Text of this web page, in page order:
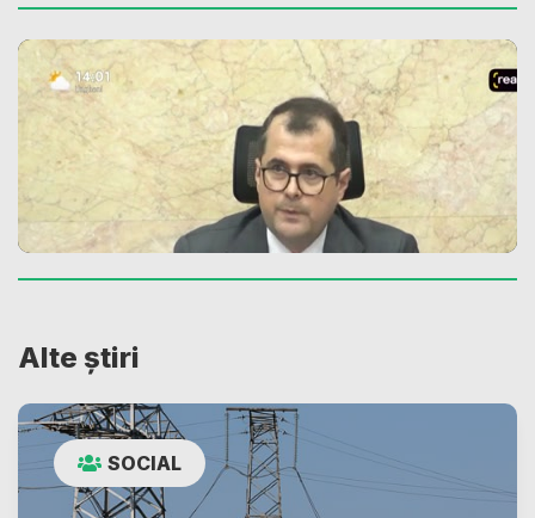
Alte știri
SOCIAL